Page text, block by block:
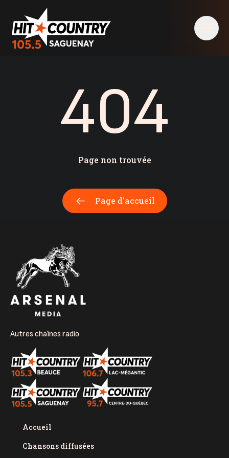
404
Page non trouvée
Page d'accueil
Autres chaînes radio
Accueil
Chansons diffusées
404 - Hit Country 105,5 Saguenay